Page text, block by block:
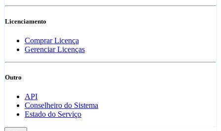
Licenciamento
Comprar Licença
Gerenciar Licenças
Outro
API
Conselheiro do Sistema
Estado do Serviço